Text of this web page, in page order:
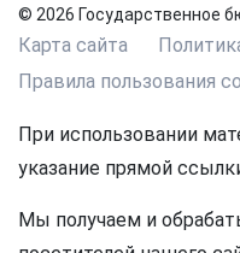
© 2026 Государственное
Карта сайта
Правила пользования
При использовании
указание прямой
Мы получаем и